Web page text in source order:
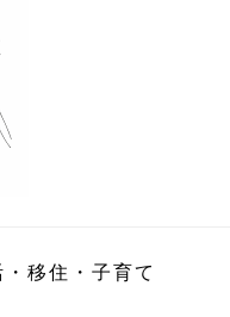
移住・子育て